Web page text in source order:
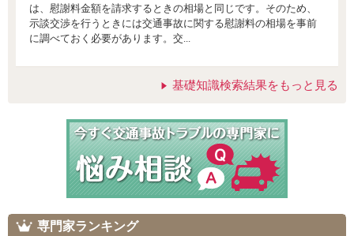
は、慰謝料金額を請求するときの相場と同じです。そのため、
示談交渉を行うときには交通事故に関する慰謝料の相場を事前
に調べておく必要があります。交...
基礎知識検索結果をもっと見る
専門家ランキング